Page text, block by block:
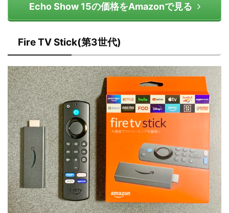
Echo Show 15の価格をAmazonで見る
Fire TV Stick(第3世代)